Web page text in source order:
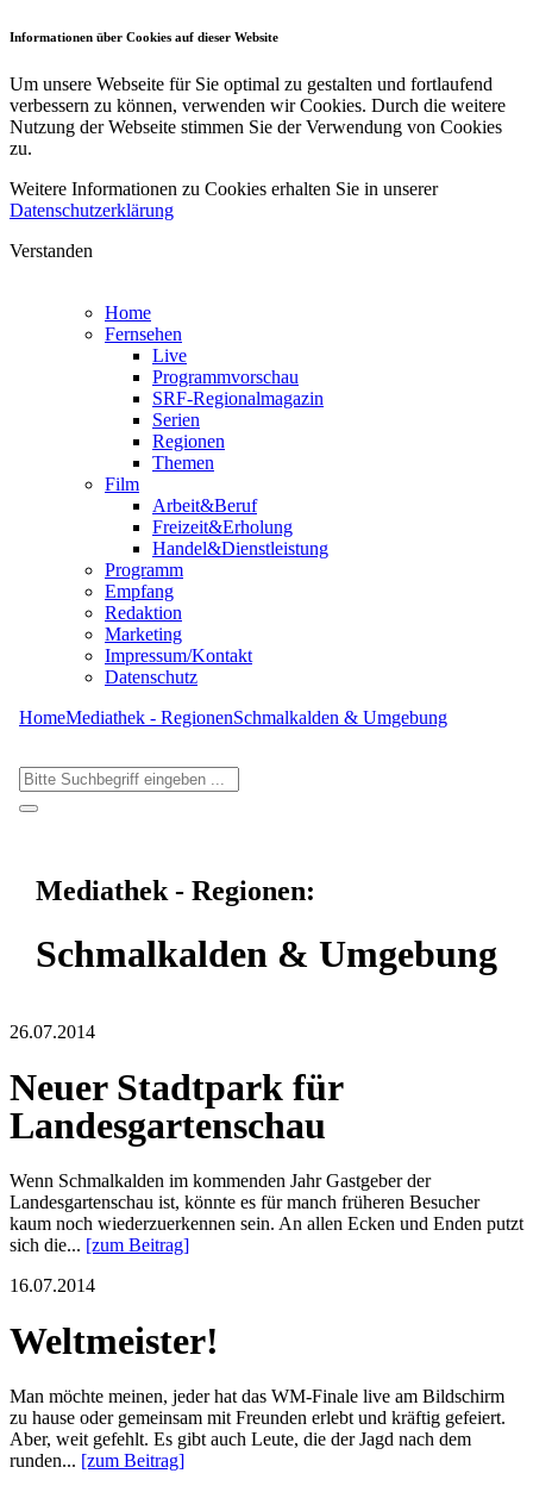
Informationen über Cookies auf dieser Website
Um unsere Webseite für Sie optimal zu gestalten und fortlaufend
verbessern zu können, verwenden wir Cookies. Durch die weitere
Nutzung der Webseite stimmen Sie der Verwendung von Cookies
zu.
Weitere Informationen zu Cookies erhalten Sie in unserer
Datenschutzerklärung
Verstanden
Home
Fernsehen
Live
Programmvorschau
SRF-Regionalmagazin
Serien
Regionen
Themen
Film
Arbeit&Beruf
Freizeit&Erholung
Handel&Dienstleistung
Programm
Empfang
Redaktion
Marketing
Impressum/Kontakt
Datenschutz
HomeMediathek - RegionenSchmalkalden & Umgebung
Mediathek - Regionen:
Schmalkalden & Umgebung
26.07.2014
Neuer Stadtpark für
Landesgartenschau
Wenn Schmalkalden im kommenden Jahr Gastgeber der
Landesgartenschau ist, könnte es für manch früheren Besucher
kaum noch wiederzuerkennen sein. An allen Ecken und Enden putzt
sich die... [zum Beitrag]
16.07.2014
Weltmeister!
Man möchte meinen, jeder hat das WM-Finale live am Bildschirm
zu hause oder gemeinsam mit Freunden erlebt und kräftig gefeiert.
Aber, weit gefehlt. Es gibt auch Leute, die der Jagd nach dem
runden... [zum Beitrag]